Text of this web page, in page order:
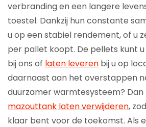
verbranding en een langere
toestel. Dankzij hun constante
u op een stabiel rendement, of u
per pallet koopt. De pellets kunt
bij ons of laten leveren bij u op
daarnaast aan het overstappen
duurzamer warmtesysteem? Dan
mazouttank laten verwijderen,
klaar bent voor de toekomst. Als